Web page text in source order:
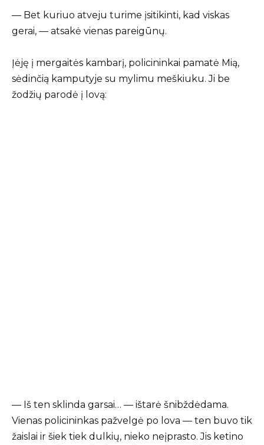
— Bet kuriuo atveju turime įsitikinti, kad viskas
gerai, — atsakė vienas pareigūnų.
Įėję į mergaitės kambarį, policininkai pamatė Mią,
sėdinčią kamputyje su mylimu meškiuku. Ji be
žodžių parodė į lovą:
— Iš ten sklinda garsai… — ištarė šnibždėdama.
Vienas policininkas pažvelgė po lova — ten buvo tik
žaislai ir šiek tiek dulkių, nieko neįprasto. Jis ketino